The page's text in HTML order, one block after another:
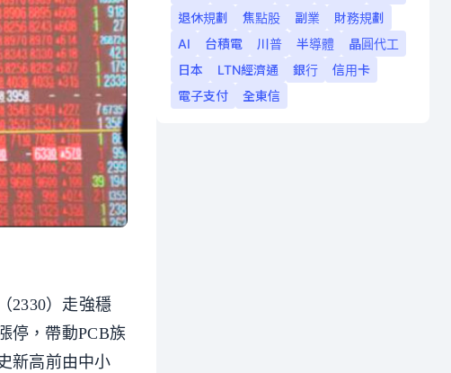
2330）走強穩
停，帶動PCB族
新高前由中小
退休規劃
焦點股 副業
財務規劃
AI
台積電 川普 半導體
晶圓代工
日本
LTN經濟通 銀行
信用卡
電子支付
全東信